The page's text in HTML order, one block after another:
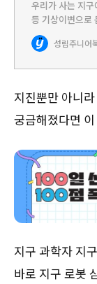
우리가 사는 지
등 기상이변으로
은 지구 탐험의
밝혀진 바로 생
성림주니어
지진뿐만 아니
궁금해졌다면
지구 과학자 지
바로 지구 로봇